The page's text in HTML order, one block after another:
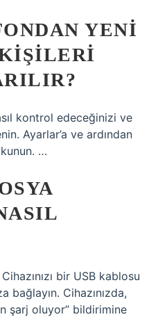
YENI
kontrol edeceğinizi ve
Ayarlar’a ve ardından
…
bir USB kablosu
bağlayın. Cihazınızda,
şarj oluyor” bildirimine